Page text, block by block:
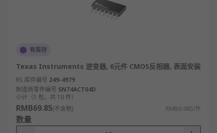
有库存
Texas Instruments 逆变器, 6元件 CMOS反相器, 表面安装
RS 库存编号 249-4979
制造商零件编号 SN74ACT04D
小计（1 包，共 10 件）
RMB69.85(不含税) RMB6.985/件
数量